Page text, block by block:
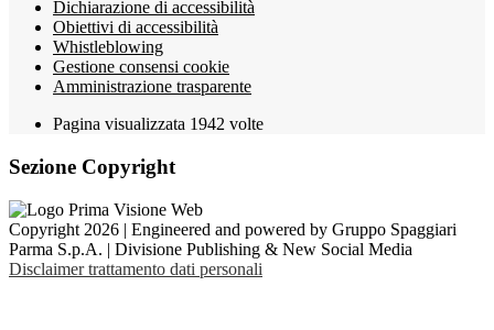
Dichiarazione di accessibilità
Obiettivi di accessibilità
Whistleblowing
Gestione consensi cookie
Amministrazione trasparente
Pagina visualizzata 1942 volte
Sezione Copyright
Copyright 2026 | Engineered and powered by Gruppo Spaggiari
Parma S.p.A. | Divisione Publishing & New Social Media
Disclaimer trattamento dati personali